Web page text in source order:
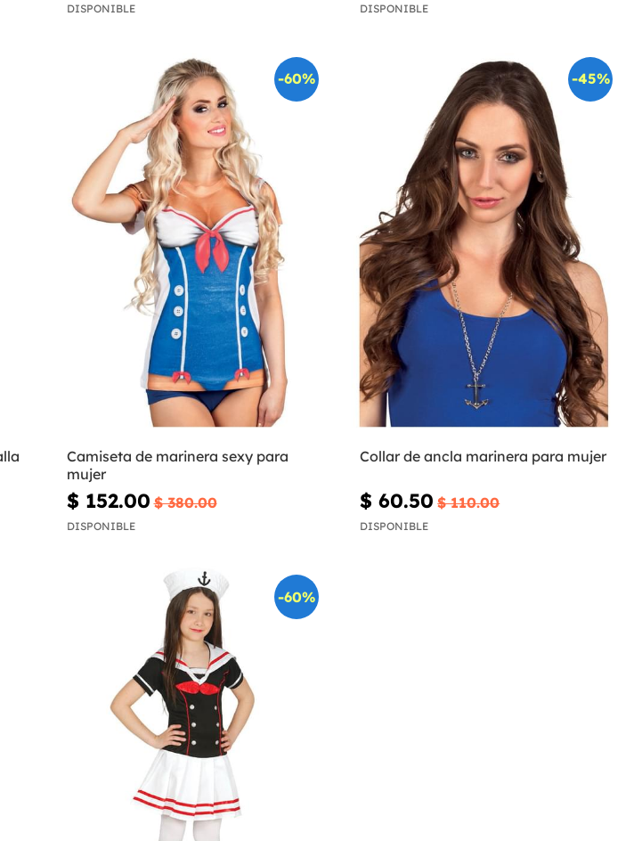
DISPONIBLE DISPONIBLE
-60%
Camiseta de marinera sexy para
mujer
$ 152.00 $ 380.00
DISPONIBLE
-45%
Collar de ancla marinera para mujer
$ 60.50 $ 110.00
DISPONIBLE
-60%